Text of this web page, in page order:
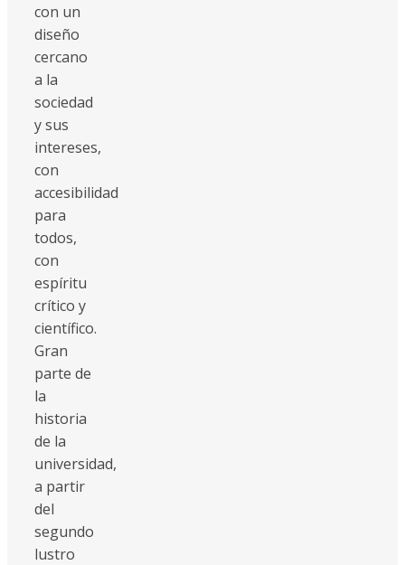
con un
diseño
cercano
a la
sociedad
y sus
intereses,
con
accesibilidad
para
todos,
con
espíritu
crítico y
científico.
Gran
parte de
la
historia
de la
universidad,
a partir
del
segundo
lustro